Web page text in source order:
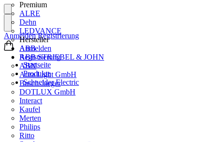
Premium
ALRE
Dehn
LEDVANCE
Hersteller
ABB
ABB STRIEBEL & JOHN
ABN
Aura Light GmbH
Busch-Jaeger
DOTLUX GmbH
Interact
Kaufel
Merten
Philips
Ritto
Anmelden
Registrierung
Anmelden Registrierung
Startseite
Produkte
Schneider Electric